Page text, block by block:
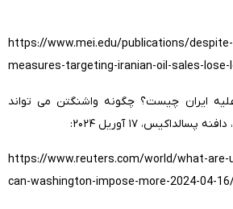
https://www.mei.edu/publications/
measures-targeting-iranian-oil-sales-
ایران چیست؟ چگونه واشنگتن می تواند
۱۷ آوریل ۲۰۲۴:
https://www.reuters.com/world/what-are-
can-washington-impose-more-2024-04-